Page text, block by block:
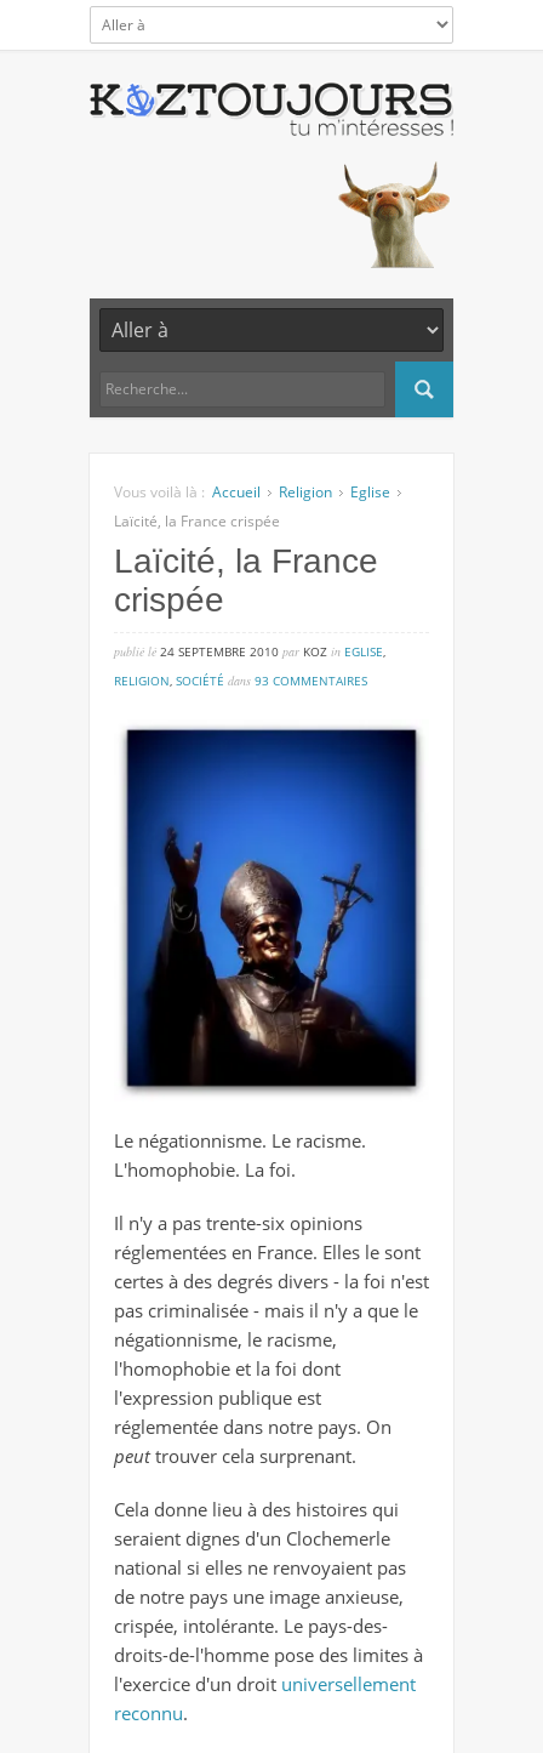
Vous voilà là : Accueil Religion
Eglise
Laïcité, la France crispée
Laïcité, la France
crispée
publié lé 24 SEPTEMBRE 2010 par KOZ in EGLISE
RELIGION SOCIÉTÉ dans 93 COMMENTAIRESsur
Le négationnisme. Le racisme.
L'homophobie. La foi.
Il n'y a pas trente-six opinions
réglementées en France. Elles le sont
certes à des degrés divers - la foi n'est
pas criminalisée - mais il n'y a que le
négationnisme, le racisme,
l'homophobie et la foi dont
l'expression publique est
réglementée dans notre pays. On
peuttrouver cela surprenant.
Cela donne lieu à des histoires qui
seraient dignes d'un Clochemerle
national si elles ne renvoyaient pas
de notre pays une image anxieuse,
crispée, intolérante. Le pays-des-
droits-de-l'homme pose des limites à
l'exercice d'un droit universellement
reconnu.